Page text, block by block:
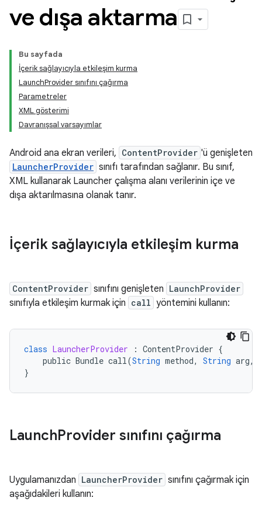
ve dışa aktarma
Bu sayfada
İçerik sağlayıcıyla etkileşim kurma
LaunchProvider sınıfını çağırma
Parametreler
XML gösterimi
Davranışsal varsayımlar
Android ana ekran verileri, ContentProvider 'ü genişleten
LauncherProvider sınıfı tarafından sağlanır. Bu sınıf,
XML kullanarak Launcher çalışma alanı verilerinin içe ve
dışa aktarılmasına olanak tanır.
İçerik sağlayıcıyla etkileşim kurma
ContentProvider sınıfını genişleten LaunchProvider
sınıfıyla etkileşim kurmak için call yöntemini kullanın:
class LauncherProvider : ContentProvider {
public Bundle call(String method, String arg,
}
LaunchProvider sınıfını çağırma
Uygulamanızdan LauncherProvider sınıfını çağırmak için
aşağıdakileri kullanın: